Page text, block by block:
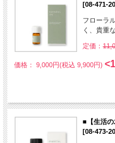
[08-471-
フローラ
く、貴重
定価：
価格： 9,000円(税込 9,900円)
■【生活の
[08-473-